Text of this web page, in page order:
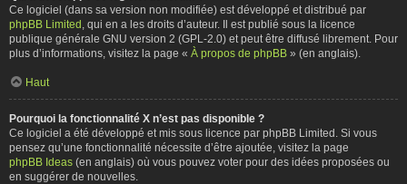
Ce logiciel (dans sa version non modifiée) est développé et distribué par
phpBB Limited , qui en a les droits d’auteur. Il est publié sous la licence
publique générale GNU version 2 (GPL-2.0) et peut être diffusé librement. Pour
plus d’informations, visitez la page « À propos de phpBB » (en anglais).
Haut
Pourquoi la fonctionnalité X n’est pas disponible ?
Ce logiciel a été développé et mis sous licence par phpBB Limited. Si vous
pensez qu’une fonctionnalité nécessite d’être ajoutée, visitez la page
phpBB Ideas (en anglais) où vous pouvez voter pour des idées proposées ou
en suggérer de nouvelles.